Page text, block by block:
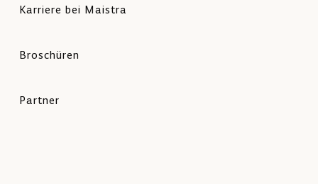
Karriere bei Maistra
Broschüren
Partner